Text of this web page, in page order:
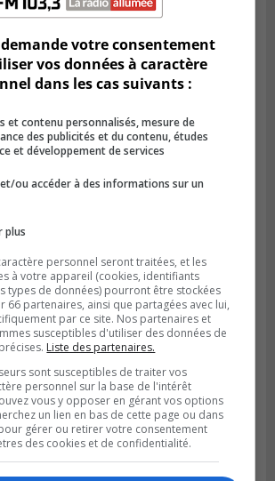
à 10h47
de marquage de nuit
entraves sur la Rive-Sud
à 07h44
chefs obtient un appui
poursuivre sa mission
demande votre consentement
vos données à caractère
dans les cas suivants :
et contenu personnalisés, mesure de
des publicités et du contenu, études
et développement de services
ou accéder à des informations sur un
plus
personnel seront traitées, et les
à votre appareil (cookies, identifiants
types de données) pourront être stockées
66 partenaires, ainsi que partagées avec lui,
par ce site. Nos partenaires et
susceptibles d'utiliser des données de
Liste des partenaires.
sont susceptibles de traiter vos
personnel sur la base de l'intérêt
vous y opposer en gérant vos options
un lien en bas de cette page ou dans
gérer ou retirer votre consentement
des cookies et de confidentialité.